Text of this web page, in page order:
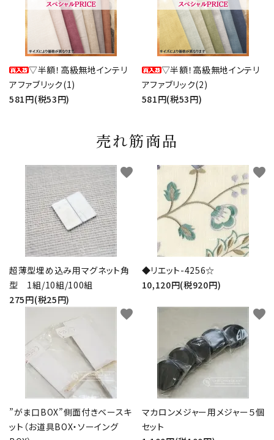
▽半額！高級無地インテリ
アファブリック(1)
581円(税53円)
▽半額！高級無地インテリ
アファブリック(2)
581円(税53円)
売れ筋商品
超薄型埋め込み用マグネット角
型 1組/10組/100組
275円(税25円)
favorite
◆リエット-4256☆
10,120円(税920円)
favorite
”がま口BOX”側面付きベースキ
ット（お道具BOX・ソーイング
favorite
マカロンメジャー用メジャー５個
セット
favorite